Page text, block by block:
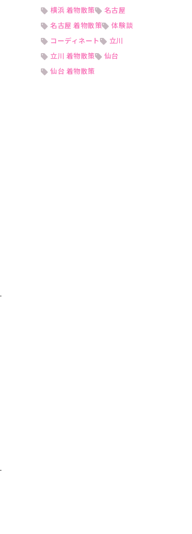
横浜 着物散策
名古屋
名古屋 着物散策
体験談
コーディネート
立川
立川 着物散策
仙台
仙台 着物散策